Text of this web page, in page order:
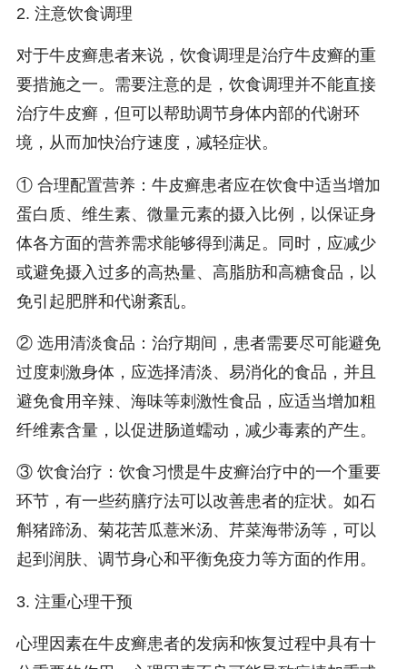
2. 注意饮食调理
对于牛皮癣患者来说，饮食调理是治疗牛皮癣的重
要措施之一。需要注意的是，饮食调理并不能直接
治疗牛皮癣，但可以帮助调节身体内部的代谢环
境，从而加快治疗速度，减轻症状。
① 合理配置营养：牛皮癣患者应在饮食中适当增加
蛋白质、维生素、微量元素的摄入比例，以保证身
体各方面的营养需求能够得到满足。同时，应减少
或避免摄入过多的高热量、高脂肪和高糖食品，以
免引起肥胖和代谢紊乱。
② 选用清淡食品：治疗期间，患者需要尽可能避免
过度刺激身体，应选择清淡、易消化的食品，并且
避免食用辛辣、海味等刺激性食品，应适当增加粗
纤维素含量，以促进肠道蠕动，减少毒素的产生。
③ 饮食治疗：饮食习惯是牛皮癣治疗中的一个重要
环节，有一些药膳疗法可以改善患者的症状。如石
斛猪蹄汤、菊花苦瓜薏米汤、芹菜海带汤等，可以
起到润肤、调节身心和平衡免疫力等方面的作用。
3. 注重心理干预
心理因素在牛皮癣患者的发病和恢复过程中具有十